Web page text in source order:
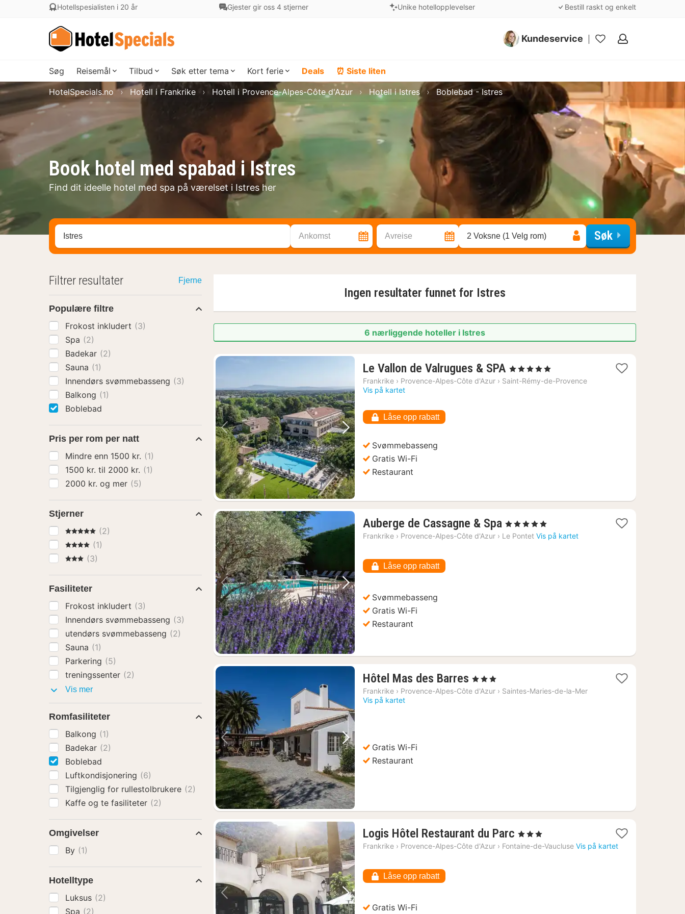
Hotellspesialisten i 20 år Gjester gir oss 4 stjerner Unike hotellopplevelser Bestill raskt og enkelt
Kundeservice
Mine
Søg Reisemål Tilbud Søk etter tema Kort ferie Deals ⏰ Siste liten
Book hotel med spabad i Istres
Find dit ideelle hotel med spa på værelset i Istres her
HotelSpecials.no Hotell i Frankrike Hotell i Provence-Alpes-Côte d'Azur Hotell i Istres Boblebad - Istres
Søk hotell, region eller by Ankomst Avreise 2 Voksne (1 Velg rom) Søk
Ingen resultater funnet for Istres
6 nærliggende hoteller i Istres
Forrige bilde Neste bilde
Le Vallon de Valrugues & SPA 1
natt
, 5 Stjerner
Frankrike › Provence-Alpes-Côte d'Azur › Saint-Rémy-de-Provence
Vis på kartet
Låse opp rabatt
Svømmebasseng
Gratis Wi-Fi
Restaurant
Forrige bilde Neste bilde
Auberge de Cassagne & Spa 1
natt
, 5 Stjerner
Frankrike › Provence-Alpes-Côte d'Azur › Le Pontet Vis på kartet
Låse opp rabatt
Svømmebasseng
Gratis Wi-Fi
Restaurant
Forrige bilde Neste bilde
Hôtel Mas des Barres 1
natt
, 3 Stjerner
Frankrike › Provence-Alpes-Côte d'Azur › Saintes-Maries-de-la-Mer
Vis på kartet
Gratis Wi-Fi
Restaurant
Forrige bilde Neste bilde
Logis Hôtel Restaurant du Parc 1
natt
, 3 Stjerner
Frankrike › Provence-Alpes-Côte d'Azur › Fontaine-de-Vaucluse Vis på kartet
Låse opp rabatt
Gratis Wi-Fi
Filtrer resultater Fjerne
Populære filtre
Frokost inkludert (3)
Spa (2)
Badekar (2)
Sauna (1)
Innendørs svømmebasseng (3)
Balkong (1)
Boblebad
Pris per rom per natt
Mindre enn 1500 kr. (1)
1500 kr. til 2000 kr. (1)
2000 kr. og mer (5)
Stjerner
5 Stjerner(2)
4 Stjerner
(1)
3 Stjerner
(3)
Fasiliteter
Frokost inkludert (3)
Innendørs svømmebasseng (3)
utendørs svømmebasseng (2)
Sauna (1)
Parkering (5)
treningssenter (2)
Vis merFasiliteter
Romfasiliteter
Balkong (1)
Badekar (2)
Boblebad
Luftkondisjonering (6)
Tilgjenglig for rullestolbrukere (2)
Kaffe og te fasiliteter (2)
Omgivelser
By (1)
Hotelltype
Luksus (2)
Spa (2)